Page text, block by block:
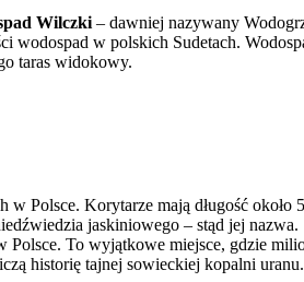
Wilczki – dawniej nazywany
w polskich Sudetach.
taras widokowy.
w Polsce. Korytarze mają długość
jaskiniowego – stąd jej nazwa.
Polsce. To wyjątkowe miejsce, gdzie
historię tajnej sowieckiej kopalni